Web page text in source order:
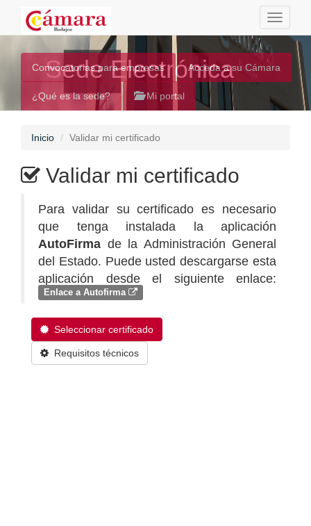
Toggle
Sede Electrónica
Convocatorias para empresas Acceda a su Cámara
¿Qué es la sede? Mi portal
Inicio Validar mi certificado
Validar mi certificado
Para validar su certificado es necesario
que tenga instalada la aplicación
AutoFirma de la Administración General
del Estado. Puede usted descargarse esta
aplicación desde el siguiente enlace:
Enlace a Autofirma
Seleccionar certificado
Requisitos técnicos